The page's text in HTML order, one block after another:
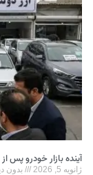
آینده بازار خودرو پس
ژانویه 5, 2026 بدون